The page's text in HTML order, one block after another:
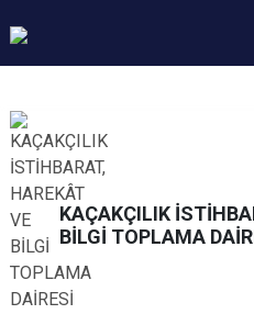
KAÇAKÇILIK
BİLGİ TOPLAMA